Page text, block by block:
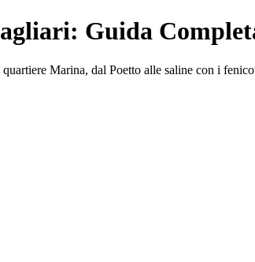
Guida
Marina, dal Poetto alle saline con i